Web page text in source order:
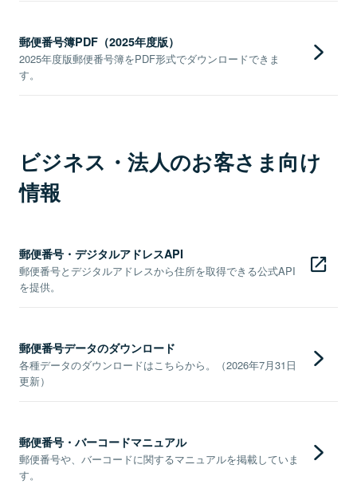
郵便番号簿PDF（2025年度版）
2025年度版郵便番号簿をPDF形式でダウンロードできま
す。
ビジネス・法人のお客さま向け
情報
郵便番号・デジタルアドレスAPI
郵便番号とデジタルアドレスから住所を取得できる公式API
を提供。
郵便番号データのダウンロード
各種データのダウンロードはこちらから。（2026年7月31日
更新）
郵便番号・バーコードマニュアル
郵便番号や、バーコードに関するマニュアルを掲載していま
す。